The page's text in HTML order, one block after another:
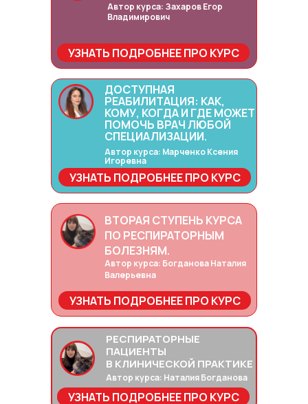
УЗНАТЬ ПОДРОБНЕЕ ПРО КУРС
Автор курса: Захаров Егор
Владимирович
ДОСТУПНАЯ
РЕАБИЛИТАЦИЯ: КАК,
КОМУ, КОГДА И ГДЕ МОЖЕТ
ПОМОЧЬ ВРАЧ ЛЮБОЙ
СПЕЦИАЛИЗАЦИИ.
УЗНАТЬ ПОДРОБНЕЕ ПРО КУРС
Автор курса: Марченко Ксения
Игоревна
ВТОРАЯ СТУПЕНЬ КУРСА
ПО РЕСПИРАТОРНЫМ
БОЛЕЗНЯМ.
УЗНАТЬ ПОДРОБНЕЕ ПРО КУРС
Автор курса: Богданова Наталия
Валерьевна
УЗНАТЬ ПОДРОБНЕЕ ПРО КУРС
РЕСПИРАТОРНЫЕ
ПАЦИЕНТЫ
В КЛИНИЧЕСКОЙ ПРАКТИКЕ
Автор курса: Наталия Богданова